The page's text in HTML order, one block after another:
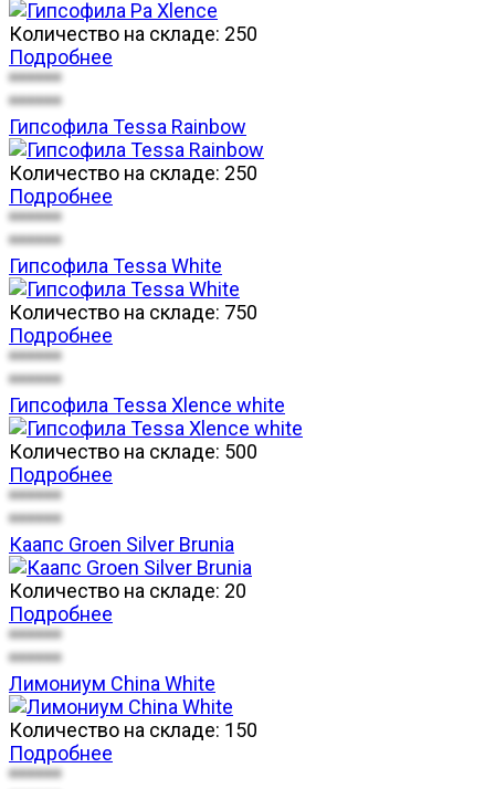
Количество на складе: 250
Подробнее
******
******
Гипсофила Tessa Rainbow
Количество на складе: 250
Подробнее
******
******
Гипсофила Tessa White
Количество на складе: 750
Подробнее
******
******
Гипсофила Tessa Xlence white
Количество на складе: 500
Подробнее
******
******
Каапс Groen Silver Brunia
Количество на складе: 20
Подробнее
******
******
Лимониум China White
Количество на складе: 150
Подробнее
******